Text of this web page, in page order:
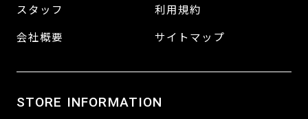
スタッフ
会社概要
利用規約
サイトマップ
STORE INFORMATION